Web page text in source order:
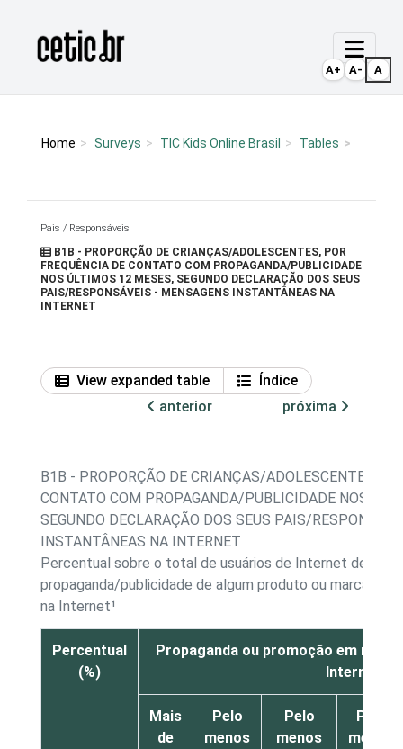
Página inicial
Home Surveys TIC Kids Online Brasil Tables
Pais / Responsáveis
B1B - PROPORÇÃO DE CRIANÇAS/ADOLESCENTES, POR
FREQUÊNCIA DE CONTATO COM PROPAGANDA/PUBLICIDADE
NOS ÚLTIMOS 12 MESES, SEGUNDO DECLARAÇÃO DOS SEUS
PAIS/RESPONSÁVEIS - MENSAGENS INSTANTÂNEAS NA
INTERNET
View expanded table
Índice
anterior
próxima
B1B - PROPORÇÃO DE CRIANÇAS/ADOLESCENTES,
CONTATO COM PROPAGANDA/PUBLICIDADE NOS
SEGUNDO DECLARAÇÃO DOS SEUS PAIS/
INSTANTÂNEAS NA INTERNET
Percentual sobre o total de usuários de Internet de 9 a
propaganda/publicidade de algum produto ou marca em
na Internet¹
Percentual
(%)
Propaganda ou promoção em
Internet
Mais
de
Pelo
menos
Pelo
menos
Pelo
menos
A+ A- A